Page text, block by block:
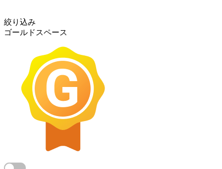
絞り込み
ゴールドスペース